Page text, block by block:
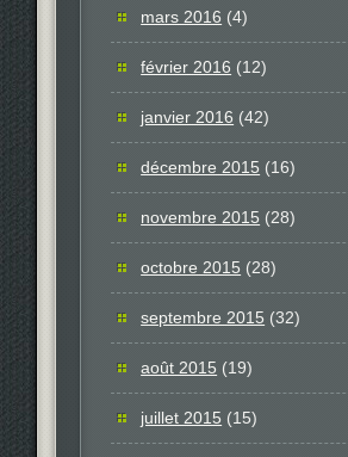
mars 2016 (4)
février 2016 (12)
janvier 2016 (42)
décembre 2015 (16)
novembre 2015 (28)
octobre 2015 (28)
septembre 2015 (32)
août 2015 (19)
juillet 2015 (15)